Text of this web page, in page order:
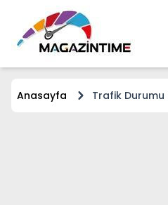
Anasayfa Trafik Durumu